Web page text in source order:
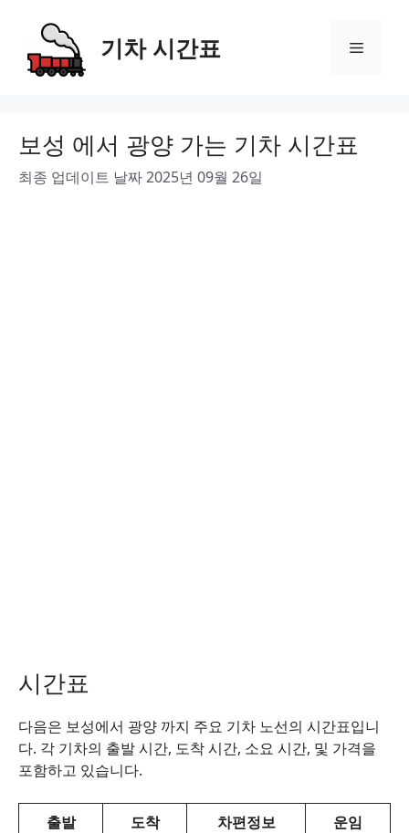
content
기차 시간표 Menu
보성 에서 광양 가는 기차 시간표
최종 업데이트 날짜 2025년 09월 26일
시간표
다음은 보성에서 광양 까지 주요 기차 노선의 시간표입니
다. 각 기차의 출발 시간, 도착 시간, 소요 시간, 및 가격을
포함하고 있습니다.
출발 도착 차편정보
운임